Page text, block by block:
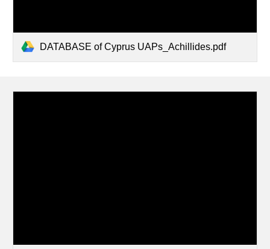
DATABASE of Cyprus UAPs_Achillides.pdf